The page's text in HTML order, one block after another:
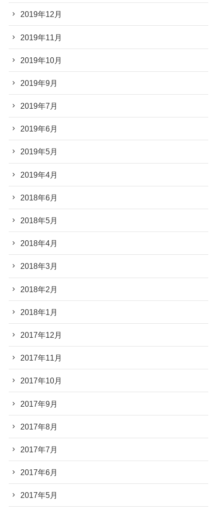
2019年12月
2019年11月
2019年10月
2019年9月
2019年7月
2019年6月
2019年5月
2019年4月
2018年6月
2018年5月
2018年4月
2018年3月
2018年2月
2018年1月
2017年12月
2017年11月
2017年10月
2017年9月
2017年8月
2017年7月
2017年6月
2017年5月